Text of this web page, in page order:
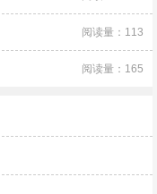
阅读量：113
阅读量：165